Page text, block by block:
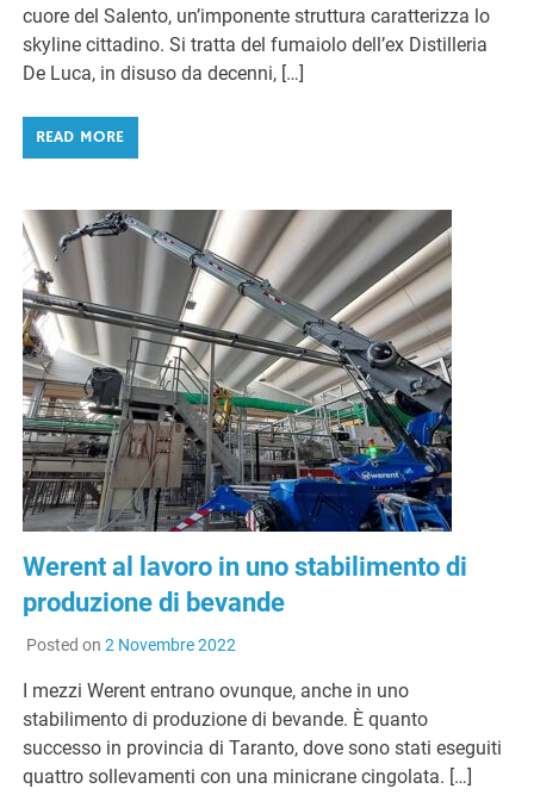
cuore del Salento, un’imponente struttura caratterizza lo
skyline cittadino. Si tratta del fumaiolo dell’ex Distilleria
De Luca, in disuso da decenni, […]
READ MORE
Werent al lavoro in uno stabilimento di
produzione di bevande
Posted on 2 Novembre 2022
I mezzi Werent entrano ovunque, anche in uno
stabilimento di produzione di bevande. È quanto
successo in provincia di Taranto, dove sono stati eseguiti
quattro sollevamenti con una minicrane cingolata. […]